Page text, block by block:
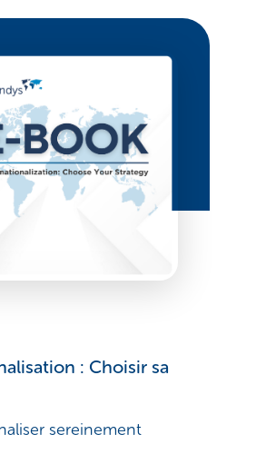
: Choisir sa
sereinement